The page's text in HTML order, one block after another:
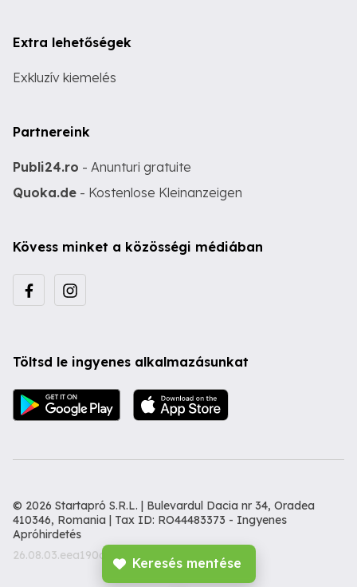
Keresés mentése
Extra lehetőségek
Exkluzív kiemelés
Partnereink
Publi24.ro - Anunturi gratuite
Quoka.de - Kostenlose Kleinanzeigen
Kövess minket a közösségi médiában
Töltsd le ingyenes alkalmazásunkat
© 2026 Startapró S.R.L. | Bulevardul Dacia nr 34, Oradea
410346, Romania | Tax ID: RO44483373 - Ingyenes
Apróhirdetés
26.08.03.eea190d